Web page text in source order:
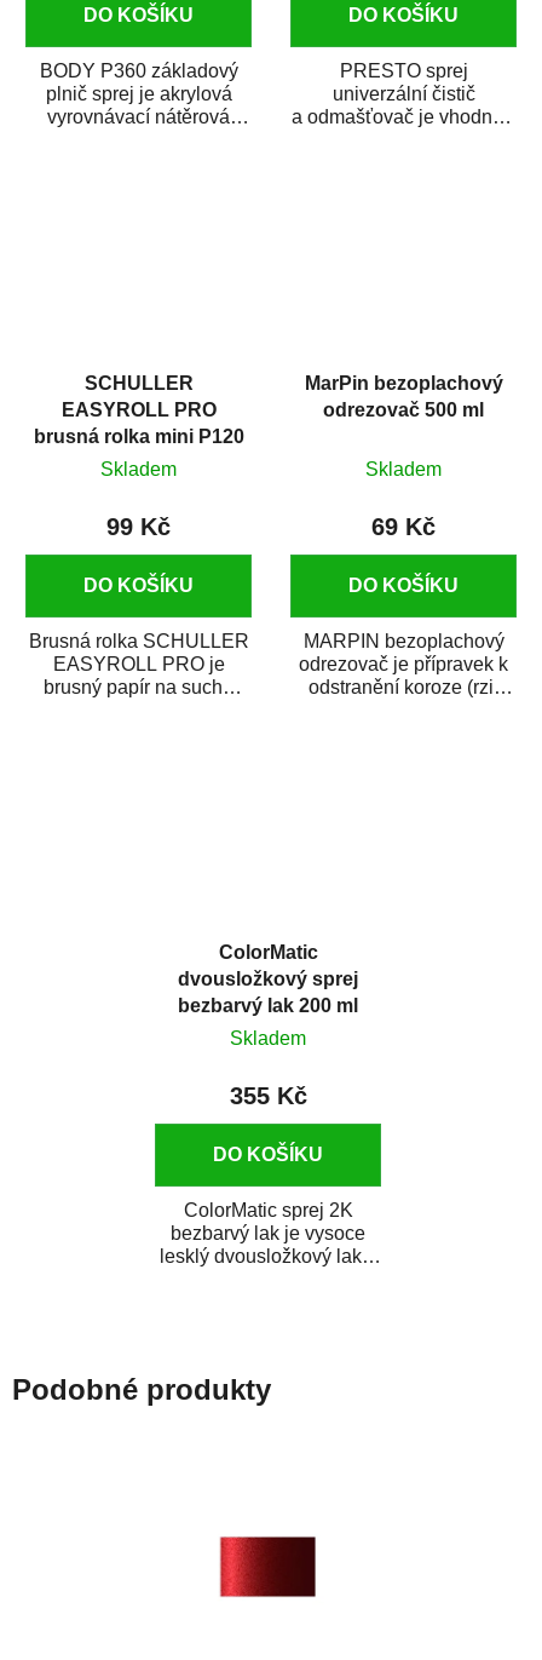
DO KOŠÍKU
BODY P360 základový
plnič sprej je akrylová
vyrovnávací nátěrová
DO KOŠÍKU
PRESTO sprej
univerzální čistič
a odmašťovač je vhodný k
SCHULLER
EASYROLL PRO
brusná rolka mini P120
Skladem
99 Kč
DO KOŠÍKU
Brusná rolka SCHULLER
EASYROLL PRO je
brusný papír na suché
MarPin bezoplachový
odrezovač 500 ml
Skladem
69 Kč
DO KOŠÍKU
MARPIN bezoplachový
odrezovač je přípravek k
odstranění koroze (rzi)
ColorMatic
dvousložkový sprej
bezbarvý lak 200 ml
Skladem
355 Kč
DO KOŠÍKU
ColorMatic sprej 2K
bezbarvý lak je vysoce
lesklý dvousložkový lak s
Podobné produkty